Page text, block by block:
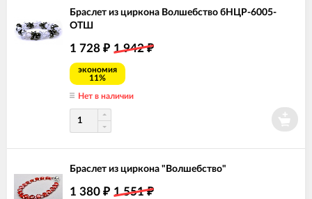
Браслет из циркона Волшебство бНЦР-6005-
ОТШ
1 728 ₽ 1 942₽
экономия
11%
Нет в наличии
Браслет из циркона "Волшебство"
1 380 ₽ 1 551₽